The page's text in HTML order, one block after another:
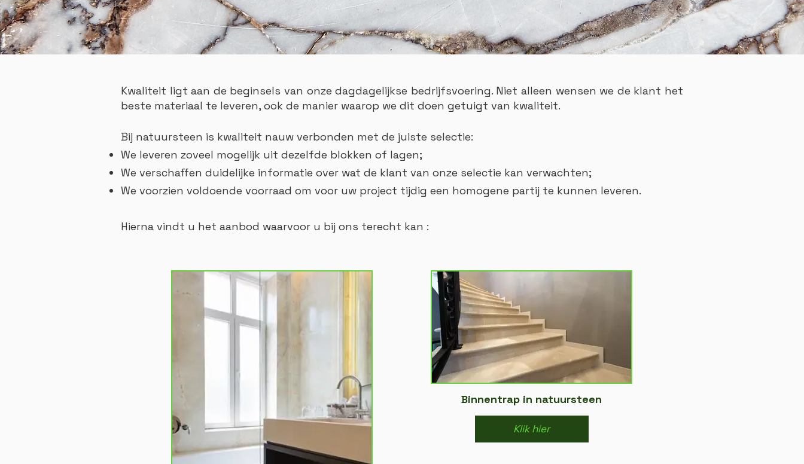
Kwaliteit ligt aan de beginsels van onze dagdagelijkse bedrijfsvoering. Niet alleen wensen we de klant het
beste materiaal te leveren, ook de manier waarop we dit doen getuigt van kwaliteit.
Bij natuursteen is kwaliteit nauw verbonden met de juiste selectie:
We leveren zoveel mogelijk uit dezelfde blokken of lagen;
We verschaffen duidelijke informatie over wat de klant van onze selectie kan verwachten;
We voorzien voldoende voorraad om voor uw project tijdig een homogene partij te kunnen leveren.
Hierna vindt u het aanbod waarvoor u bij ons terecht kan :
Binnentrap in natuursteen
Klik hier